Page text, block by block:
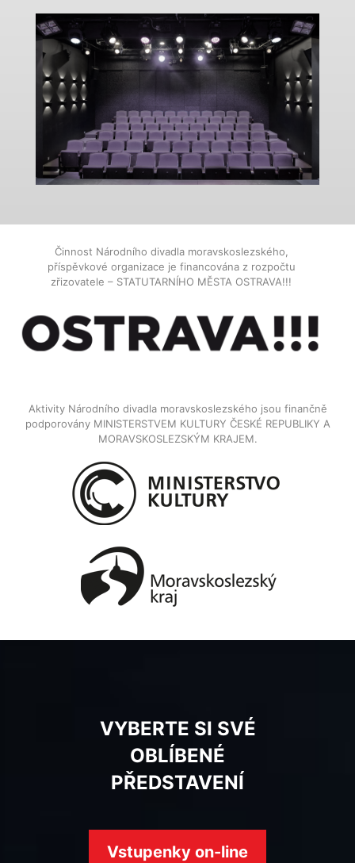
Činnost Národního divadla moravskoslezského,
příspěvkové organizace je financována z rozpočtu
zřizovatele – STATUTARNÍHO MĚSTA OSTRAVA!!!
Aktivity Národního divadla moravskoslezského jsou finančně
podporovány MINISTERSTVEM KULTURY ČESKÉ REPUBLIKY A
MORAVSKOSLEZSKÝM KRAJEM.
VYBERTE SI SVÉ
OBLÍBENÉ
PŘEDSTAVENÍ
Vstupenky on-line